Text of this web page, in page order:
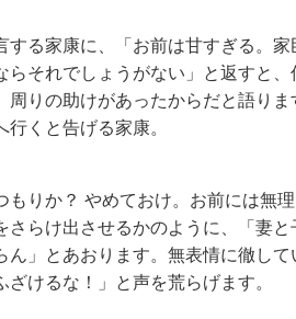
する家康に、「お前は甘すぎる。
らそれでしょうがない」と返すと
周りの助けがあったからだと語り
くと告げる家康。
もりか？ やめておけ。お前には無
さらけ出させるかのように、「妻
ん」とあおります。無表情に徹し
けるな！」と声を荒らげます。